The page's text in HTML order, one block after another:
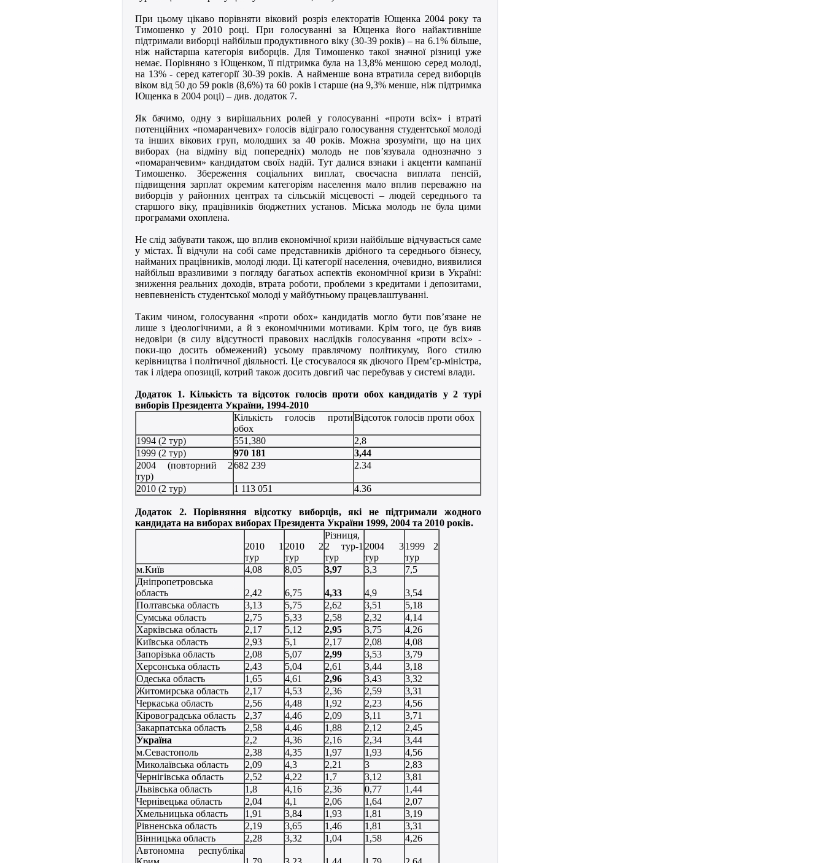
При цьому цікаво порівняти віковий розріз електоратів Ющенка 2004 року та
Тимошенко у 2010 році. При голосуванні за Ющенка його найактивніше
підтримали виборці найбільш продуктивного віку (30-39 років) – на 6.1% більше,
ніж найстарша категорія виборців. Для Тимошенко такої значної різниці уже
немає. Порівняно з Ющенком, її підтримка була на 13,8% меншою серед молоді,
на 13% - серед категорії 30-39 років. А найменше вона втратила серед виборців
віком від 50 до 59 років (8,6%) та 60 років і старше (на 9,3% менше, ніж підтримка
Ющенка в 2004 році) – див. додаток 7.
Як бачимо, одну з вирішальних ролей у голосуванні «проти всіх» і втраті
потенційних «помаранчевих» голосів відіграло голосування студентської молоді
та інших вікових груп, молодших за 40 років. Можна зрозуміти, що на цих
виборах (на відміну від попередніх) молодь не пов’язувала однозначно з
«помаранчевим» кандидатом своїх надій. Тут далися взнаки і акценти кампанії
Тимошенко. Збереження соціальних виплат, своєчасна виплата пенсій,
підвищення зарплат окремим категоріям населення мало вплив переважно на
виборців у районних центрах та сільській місцевості – людей середнього та
старшого віку, працівників бюджетних установ. Міська молодь не була цими
програмами охоплена.
Не слід забувати також, що вплив економічної кризи найбільше відчувається саме
у містах. Її відчули на собі саме представників дрібного та середнього бізнесу,
найманих працівників, молоді люди. Ці категорії населення, очевидно, виявилися
найбільш вразливими з погляду багатьох аспектів економічної кризи в Україні:
зниження реальних доходів, втрата роботи, проблеми з кредитами і депозитами,
невпевненість студентської молоді у майбутньому працевлаштуванні.
Таким чином, голосування «проти обох» кандидатів могло бути пов’язане не
лише з ідеологічними, а й з економічними мотивами. Крім того, це був вияв
недовіри (в силу відсутності правових наслідків голосування «проти всіх» -
поки-що досить обмежений) усьому правлячому політикуму, його стилю
керівництва і політичної діяльності. Це стосувалося як діючого Прем’єр-міністра,
так і лідера опозиції, котрий також досить довгий час перебував у системі влади.
Додаток 1. Кількість та відсоток голосів проти обох кандидатів у 2 турі
виборів Президента України, 1994-2010
Кількість голосів проти
обох
Відсоток голосів проти обох
1994 (2 тур) 551,380
2,8
1999 (2 тур)
970 181
3,44
2004 (повторний 2
тур)
682 239 2.34
2010 (2 тур) 1 113 051 4.36
Додаток 2. Порівняння відсотку виборців, які не підтримали жодного
кандидата на виборах виборах Президента України 1999, 2004 та 2010 років.
2010 1
тур
2010 2
тур
Різниця,
2 тур-1
тур
2004 3
тур
1999 2
тур
м.Київ
4,08 8,05 3,97 3,3
7,5
Дніпропетровська
область
2,42 6,75 4,33 4,9
3,54
Полтавська область
3,13 5,75 2,62 3,51
5,18
Сумська область
2,75 5,33 2,58 2,32
4,14
Харківська область
2,17 5,12 2,95 3,75
4,26
Київська область
2,93 5,1 2,17 2,08
4,08
Запорізька область
2,08 5,07 2,99 3,53
3,79
Херсонська область
2,43 5,04 2,61 3,44
3,18
Одеська область
1,65 4,61 2,96 3,43
3,32
Житомирська область
2,17 4,53 2,36 2,59
3,31
Черкаська область
2,56 4,48 1,92 2,23
4,56
Кіровоградська область
2,37 4,46 2,09 3,11
3,71
Закарпатська область
2,58 4,46 1,88 2,12
2,45
Україна
2,2 4,36 2,16 2,34
3,44
м.Севастополь
2,38 4,35 1,97 1,93
4,56
Миколаївська область
2,09 4,3 2,21 3
2,83
Чернігівська область
2,52 4,22 1,7 3,12
3,81
Львівська область
1,8 4,16 2,36 0,77
1,44
Чернівецька область
2,04 4,1 2,06 1,64
2,07
Хмельницька область
1,91 3,84 1,93 1,81
3,19
Рівненська область
2,19 3,65 1,46 1,81
3,31
Вінницька область
2,28 3,32 1,04 1,58
4,26
Автономна республіка